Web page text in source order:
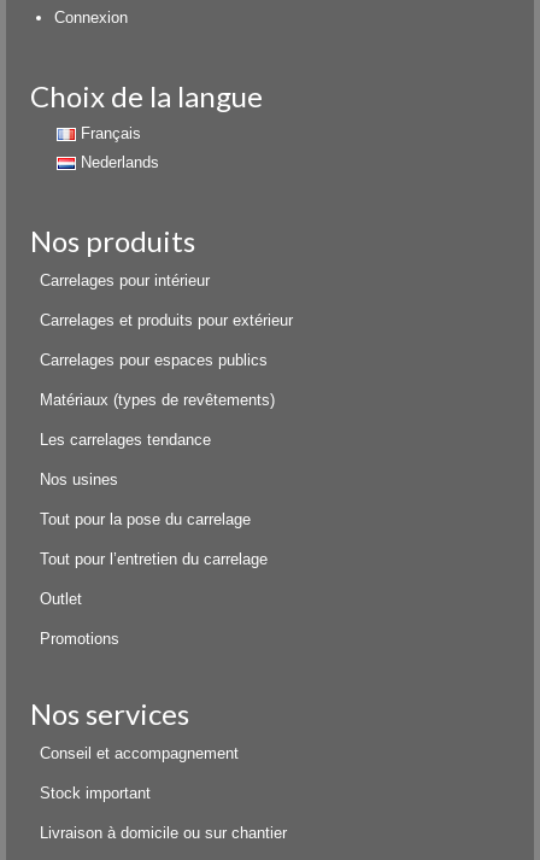
Connexion
Choix de la langue
Français
Nederlands
Nos produits
Carrelages pour intérieur
Carrelages et produits pour extérieur
Carrelages pour espaces publics
Matériaux (types de revêtements)
Les carrelages tendance
Nos usines
Tout pour la pose du carrelage
Tout pour l’entretien du carrelage
Outlet
Promotions
Nos services
Conseil et accompagnement
Stock important
Livraison à domicile ou sur chantier